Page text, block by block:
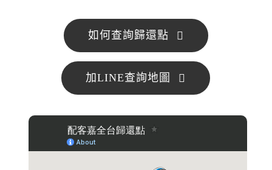
如何查詢歸還點
加LINE查詢地圖